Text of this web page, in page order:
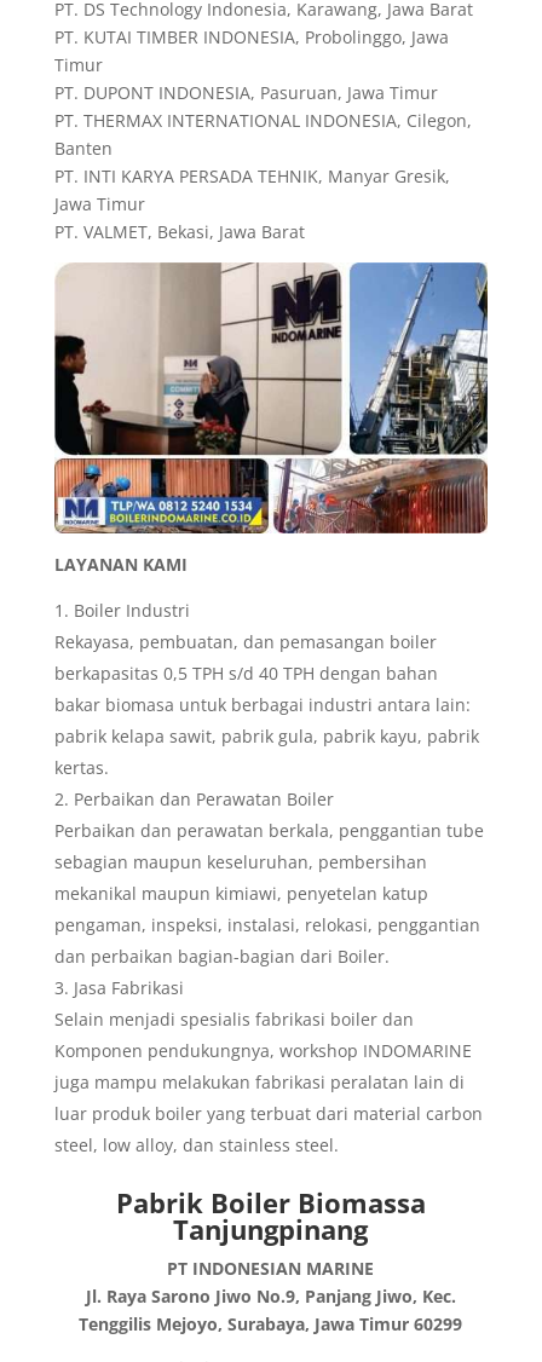
PT. DS Technology Indonesia, Karawang, Jawa Barat
PT. KUTAI TIMBER INDONESIA, Probolinggo, Jawa
Timur
PT. DUPONT INDONESIA, Pasuruan, Jawa Timur
PT. THERMAX INTERNATIONAL INDONESIA, Cilegon,
Banten
PT. INTI KARYA PERSADA TEHNIK, Manyar Gresik,
Jawa Timur
PT. VALMET, Bekasi, Jawa Barat
LAYANAN KAMI
Boiler Industri
Rekayasa, pembuatan, dan pemasangan boiler
berkapasitas 0,5 TPH s/d 40 TPH dengan bahan
bakar biomasa untuk berbagai industri antara lain:
pabrik kelapa sawit, pabrik gula, pabrik kayu, pabrik
kertas.
Perbaikan dan Perawatan Boiler
Perbaikan dan perawatan berkala, penggantian tube
sebagian maupun keseluruhan, pembersihan
mekanikal maupun kimiawi, penyetelan katup
pengaman, inspeksi, instalasi, relokasi, penggantian
dan perbaikan bagian-bagian dari Boiler.
Jasa Fabrikasi
Selain menjadi spesialis fabrikasi boiler dan
Komponen pendukungnya, workshop INDOMARINE
juga mampu melakukan fabrikasi peralatan lain di
luar produk boiler yang terbuat dari material carbon
steel, low alloy, dan stainless steel.
Pabrik Boiler Biomassa
Tanjungpinang
PT INDONESIAN MARINE
Jl. Raya Sarono Jiwo No.9, Panjang Jiwo, Kec.
Tenggilis Mejoyo, Surabaya, Jawa Timur 60299